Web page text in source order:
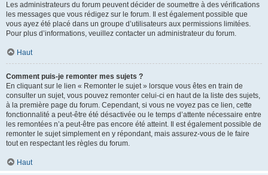
Les administrateurs du forum peuvent décider de soumettre à des vérifications
les messages que vous rédigez sur le forum. Il est également possible que
vous ayez été placé dans un groupe d’utilisateurs aux permissions limitées.
Pour plus d’informations, veuillez contacter un administrateur du forum.
Haut
Comment puis-je remonter mes sujets ?
En cliquant sur le lien « Remonter le sujet » lorsque vous êtes en train de
consulter un sujet, vous pouvez remonter celui-ci en haut de la liste des sujets,
à la première page du forum. Cependant, si vous ne voyez pas ce lien, cette
fonctionnalité a peut-être été désactivée ou le temps d’attente nécessaire entre
les remontées n’a peut-être pas encore été atteint. Il est également possible de
remonter le sujet simplement en y répondant, mais assurez-vous de le faire
tout en respectant les règles du forum.
Haut